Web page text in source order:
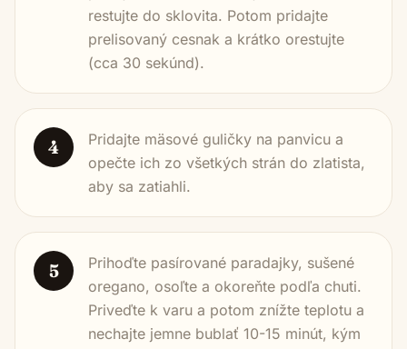
restujte do sklovita. Potom pridajte
prelisovaný cesnak a krátko orestujte
(cca 30 sekúnd).
4
Pridajte mäsové guličky na panvicu a
opečte ich zo všetkých strán do zlatista,
aby sa zatiahli.
5
Prihoďte pasírované paradajky, sušené
oregano, osoľte a okoreňte podľa chuti.
Priveďte k varu a potom znížte teplotu a
nechajte jemne bublať 10-15 minút, kým